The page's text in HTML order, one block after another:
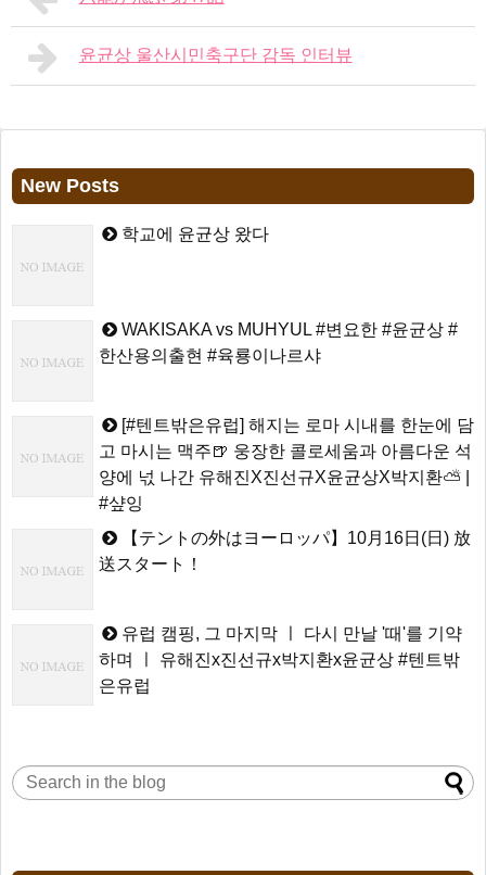
윤균상 울산시민축구단 감독 인터뷰
New Posts
학교에 윤균상 왔다
WAKISAKA vs MUHYUL #변요한 #윤균상 #
한산용의출현 #육룡이나르샤
[#텐트밖은유럽] 해지는 로마 시내를 한눈에 담
고 마시는 맥주🍺 웅장한 콜로세움과 아름다운 석
양에 넋 나간 유해진X진선규X윤균상X박지환⛅ |
#샾잉
【テントの外はヨーロッパ】10月16日(日) 放
送スタート！
유럽 캠핑, 그 마지막 ㅣ 다시 만날 '때'를 기약
하며 ㅣ 유해진x진선규x박지환x윤균상 #텐트밖
은유럽